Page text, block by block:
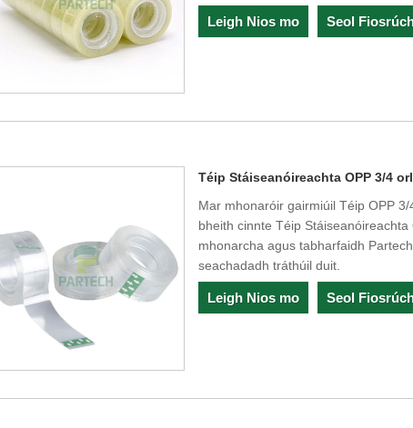
Leigh Nios mo Seol
Téip Stáiseanóireachta OPP 3/4
Mar mhonaróir gairmiúil Téip OPP
bheith cinnte Téip
mhonarcha agus tabharfaidh
seachadadh tráthúil duit.
Leigh Nios mo Seol